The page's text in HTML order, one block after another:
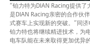
“铂力特为DIAN Racing提供了
是DIAN Racing亲密的合作伙
式赛车上实现新的突破。”同济
铂力特也将继续精进技术，为
电车队能在未来取得更加优异